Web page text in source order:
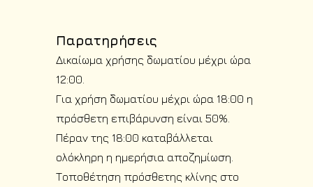
Παρατηρήσεις
Δικαίωμα χρήσης δωματίου μέχρι ώρα
12:00.
Για χρήση δωματίου μέχρι ώρα 18:00 η
πρόσθετη επιβάρυνση είναι 50%.
Πέραν της 18:00 καταβάλλεται
ολόκληρη η ημερήσια αποζημίωση.
Τοποθέτηση πρόσθετης κλίνης στο